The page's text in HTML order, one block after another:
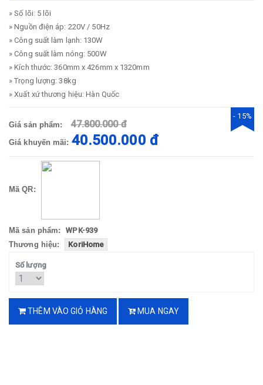
» Số lõi: 5 lõi
» Nguồn điện áp: 220V / 50Hz
» Công suất làm lạnh: 130W
» Công suất làm nóng: 500W
» Kích thước: 360mm x 426mm x 1320mm
» Trọng lượng: 38kg
» Xuất xứ thương hiệu: Hàn Quốc
Giá sản phẩm: 47.800.000 đ
Giá khuyến mãi: 40.500.000 đ
- 15%
Mã QR:
Mã sản phẩm:
WPK-939
Thương hiệu:
KoriHome
Số lượng
THÊM VÀO GIỎ HÀNG MUA NGAY